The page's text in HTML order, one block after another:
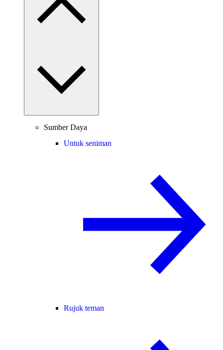
Sumber Daya
Untuk seniman
Rujuk teman